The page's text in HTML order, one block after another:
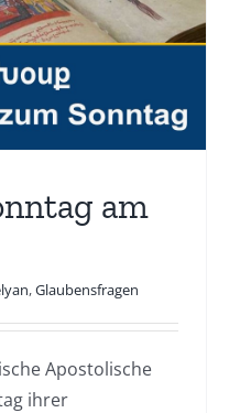
am
,Glaubensfragen
Apostolische
ihrer